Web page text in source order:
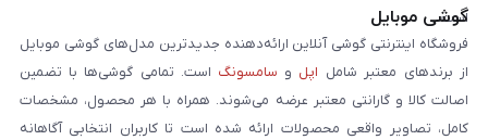
است:
گوشی موبایل
فروشگاه اینترنتی گوشی آنلاین ارائه‌دهنده جدیدترین مدل‌های گوشی موبایل
از برندهای معتبر شامل اپل و سامسونگ است. تمامی گوشی‌ها با تضمین
اصالت کالا و گارانتی معتبر عرضه می‌شوند. همراه با هر محصول، مشخصات
کامل، تصاویر واقعی محصولات ارائه شده است تا کاربران انتخابی آگاهانه